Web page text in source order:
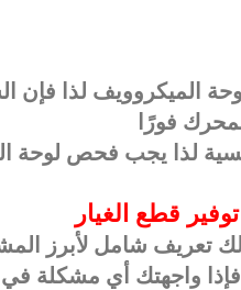
الميكروويف لذا فإن
فورًا
لذا يجب فحص لوحة
قطع الغيار
تعريف شامل لأبرز
فإذا واجهتك أي مشكلة